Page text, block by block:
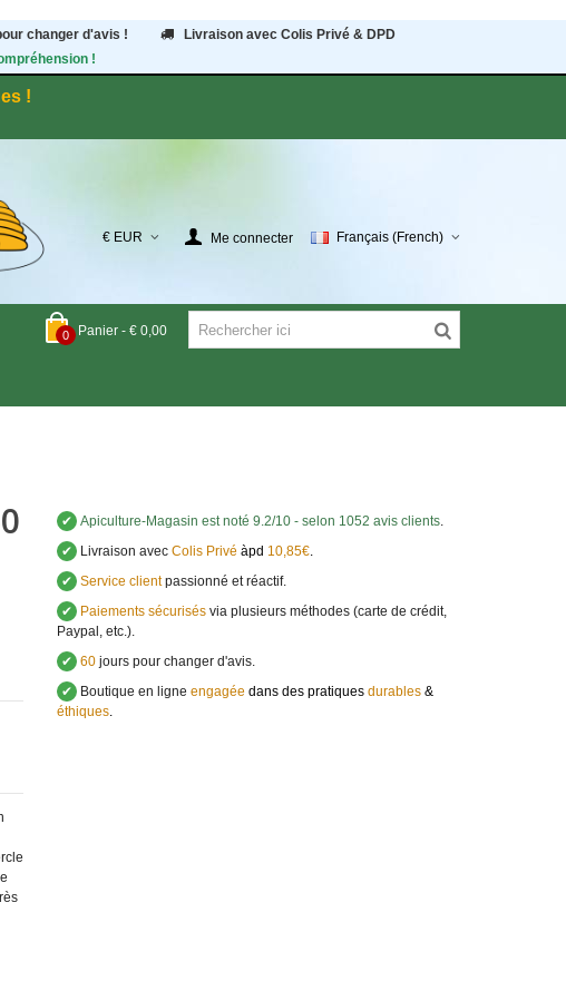
changer d'avis !
Livraison avec Colis Privé & DPD
!
!
€ EUR Me connecter Français (French)
0 Panier - € 0,00
✔ Apiculture-Magasin est noté 9.2/10 - selon 1052 avis clients.
✔ Livraison avecColis Privé àpd 10,85€.
✔ Service clientpassionné et réactif.
✔ Paiements sécurisésvia plusieurs méthodes (carte de crédit,
Paypal, etc.).
✔ 60jours pour changer d'avis.
✔ Boutique en ligne engagée dans des pratiques durables&
éthiques.